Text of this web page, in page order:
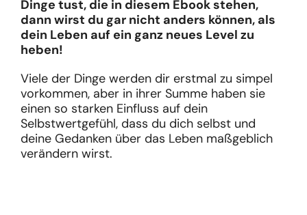
Dinge tust, die in diesem Ebook stehen,
dann wirst du gar nicht anders können, als
dein Leben auf ein ganz neues Level zu
heben!
Viele der Dinge werden dir erstmal zu simpel
vorkommen, aber in ihrer Summe haben sie
einen so starken Einfluss auf dein
Selbstwertgefühl, dass du dich selbst und
deine Gedanken über das Leben maßgeblich
verändern wirst.